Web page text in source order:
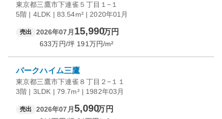
東京都三鷹市下連雀５丁目１−１
5階 | 4LDK | 83.54m² | 2020年01月
売出 2026年07月 15,990万円
633万円/坪 191万円/m²
パークハイム三鷹
東京都三鷹市下連雀８丁目２−１１
3階 | 3LDK | 79.7m² | 1982年03月
売出 2026年07月 5,090万円